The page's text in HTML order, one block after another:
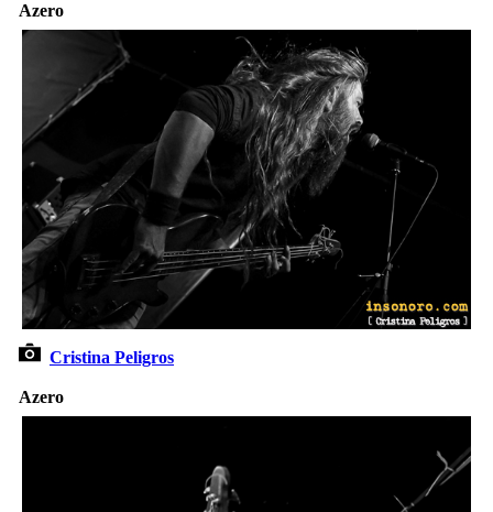
Azero
Cristina Peligros
Azero